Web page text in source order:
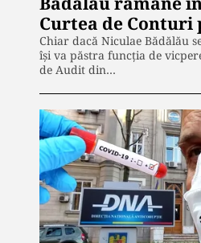
Curtea de Conturi
Chiar dacă Niculae Bădălău
își va păstra funcția de
de Audit din…